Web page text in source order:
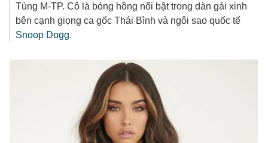
Tùng M-TP. Cô là bóng hồng nổi bật trong dàn gái xinh
bên cạnh giọng ca gốc Thái Bình và ngôi sao quốc tế
Snoop Dogg.